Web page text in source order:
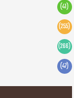
(41)
(255)
(266)
(47)